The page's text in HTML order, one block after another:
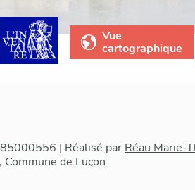
Vue
cartographique
| Réalisé par Réau Marie-
de Luçon